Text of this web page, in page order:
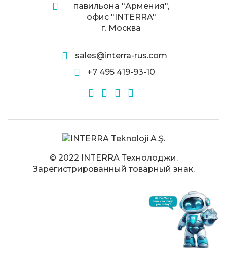
павильона "Армения",
офис "INTERRA"
г. Москва
sales@interra-rus.com
+7 495 419-93-10
© 2022 INTERRA Технолоджи.
Зарегистрированный товарный знак.